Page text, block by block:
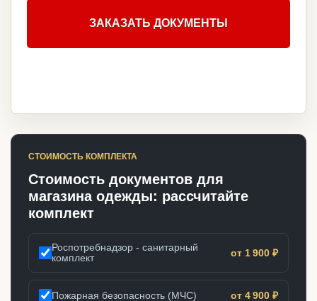
ЗАКАЗАТЬ ДОКУМЕНТЫ
СТОИМОСТЬ КОМПЛЕКТА
Стоимость документов для
магазина одежды: рассчитайте
комплект
Роспотребнадзор - санитарный
комплект
от 1 900 ₽
Пожарная безопасность (МЧС) от 4 900 ₽